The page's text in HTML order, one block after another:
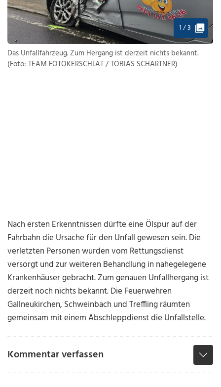
1 / 3
Das Unfallfahrzeug. Zum Hergang ist derzeit nichts bekannt.
(Foto: TEAM FOTOKERSCHI.AT / TOBIAS SCHARTNER)
Nach ersten Erkenntnissen dürfte eine Ölspur auf der
Fahrbahn die Ursache für den Unfall gewesen sein. Die
verletzten Personen wurden vom Rettungsdienst
versorgt und zur weiteren Behandlung in nahegelegene
Krankenhäuser gebracht. Zum genauen Unfallhergang ist
derzeit noch nichts bekannt. Die Feuerwehren
Gallneukirchen, Schweinbach und Treffling räumten
gemeinsam mit einem Abschleppdienst die Unfallstelle.
Kommentar verfassen